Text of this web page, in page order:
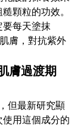
顆粒的功效。
每天塗抹
膚，對抗紫外
膚過渡期
，但最新研究顯
用這個成分的